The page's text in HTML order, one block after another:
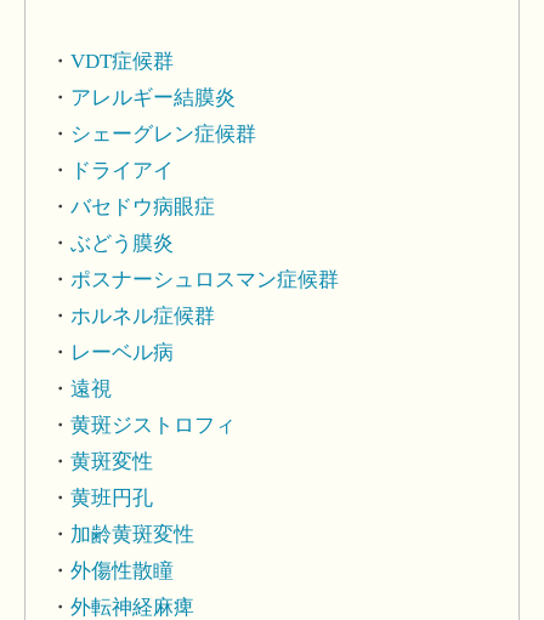
VDT症候群
アレルギー結膜炎
シェーグレン症候群
ドライアイ
バセドウ病眼症
ぶどう膜炎
ポスナーシュロスマン症候群
ホルネル症候群
レーベル病
遠視
黄斑ジストロフィ
黄斑変性
黄班円孔
加齢黄斑変性
外傷性散瞳
外転神経麻痺